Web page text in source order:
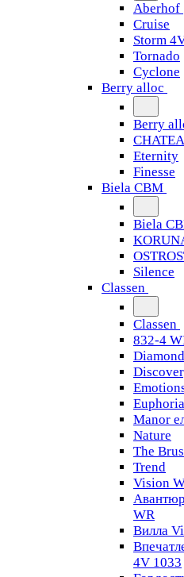
Aberhof
Cruise
Storm
Tornado
Сyclone
Berry alloc
Berry
Eternity
Finesse
Biela CBM
Biela
Silence
Classen
Classen
832-4
Manor
Nature
The
Trend
Vision
WR
Вилла
4V 1033